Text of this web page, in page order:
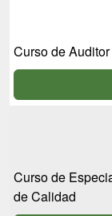
Curso de
Curso de
de Calidad